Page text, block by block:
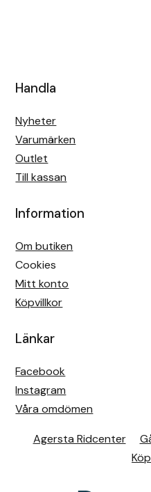
Handla
Nyheter
Varumärken
Outlet
Till kassan
Information
Om butiken
Cookies
Mitt konto
Köpvillkor
Länkar
Facebook
Instagram
Våra omdömen
Agersta Ridcenter